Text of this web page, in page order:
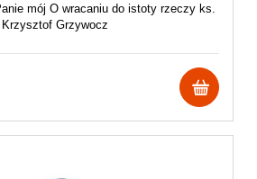
mój O wracaniu do istoty rzeczy ks.
Krzysztof Grzywocz